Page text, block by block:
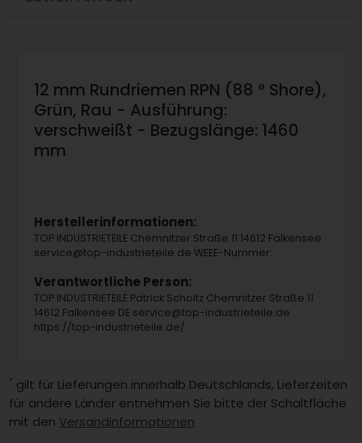
12 mm Rundriemen RPN (88 ° Shore),
Grün, Rau - Ausführung:
verschweißt - Bezugslänge: 1460
mm
Herstellerinformationen:
TOP INDUSTRIETEILE Chemnitzer Straße 11 14612 Falkensee
service@top-industrieteile.de WEEE-Nummer:
Verantwortliche Person:
TOP INDUSTRIETEILE Patrick Scholtz Chemnitzer Straße 11
14612 Falkensee DE service@top-industrieteile.de
https://top-industrieteile.de/
* gilt für Lieferungen innerhalb Deutschlands, Lieferzeiten
für andere Länder entnehmen Sie bitte der Schaltfläche
mit den Versandinformationen